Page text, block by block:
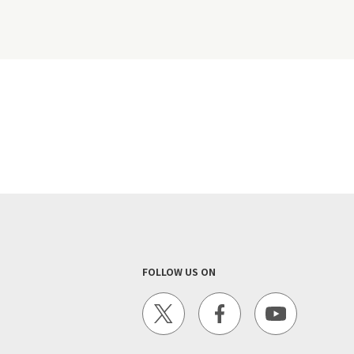
FOLLOW US ON